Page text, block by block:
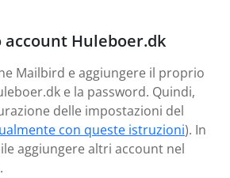
account Huleboer.dk
Mailbird e aggiungere il proprio
e la password. Quindi,
delle impostazioni del
con queste istruzioni). In
aggiungere altri account nel